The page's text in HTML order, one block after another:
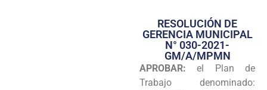
Transparencia
Seguridad
Programas
RESOLUCIÓN DE
GERENCIA MUNICIPAL
N° 030-2021-
GM/A/MPMN
APROBAR: el Plan de
Trabajo denominado: